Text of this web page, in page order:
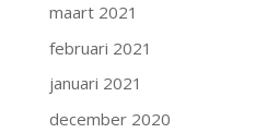
maart 2021
februari 2021
januari 2021
december 2020